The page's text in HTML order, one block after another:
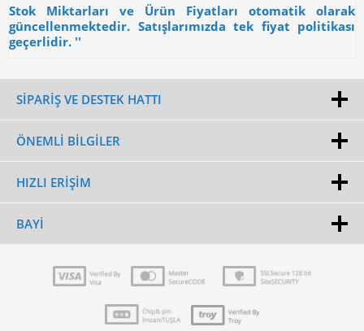
Stok Miktarları ve Ürün Fiyatları otomatik olarak
güncellenmektedir. Satışlarımızda tek fiyat politikası
geçerlidir. ''
SİPARİŞ VE DESTEK HATTI
ÖNEMLI BILGILER
HIZLI ERIŞIM
BAYI